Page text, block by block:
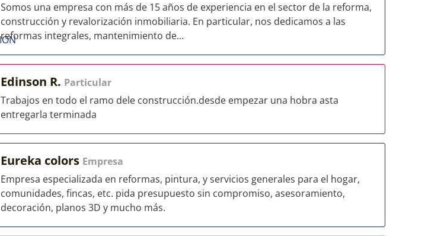
Somos una empresa con más de 15 años de experiencia en el sector de la reforma,
construcción y revalorización inmobiliaria. En particular, nos dedicamos a las
reformas integrales, mantenimiento de...
Edinson R. Particular
Trabajos en todo el ramo dele construcción.desde empezar una hobra asta
entregarla terminada
Eureka colors Empresa
Empresa especializada en reformas, pintura, y servicios generales para el hogar,
comunidades, fincas, etc. pida presupuesto sin compromiso, asesoramiento,
decoración, planos 3D y mucho más.